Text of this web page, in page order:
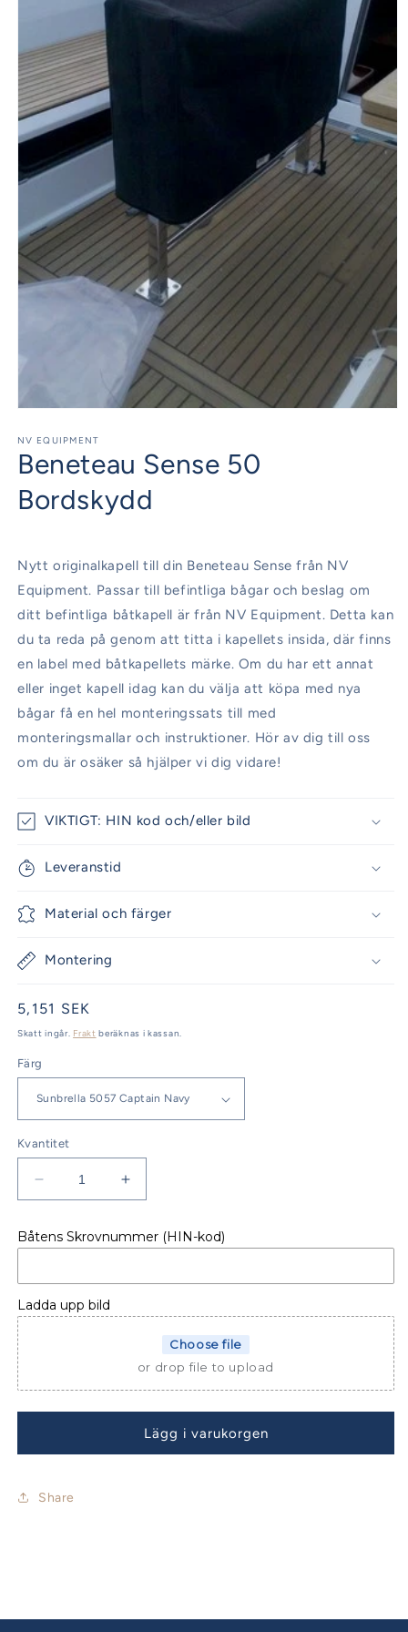
1
i
modalfönster
NV EQUIPMENT
Beneteau Sense 50
Bordskydd
Nytt originalkapell till din Beneteau Sense från NV
Equipment. Passar till befintliga bågar och beslag om
ditt befintliga båtkapell är från NV Equipment. Detta kan
du ta reda på genom att titta i kapellets insida, där finns
en label med båtkapellets märke. Om du har ett annat
eller inget kapell idag kan du välja att köpa med nya
bågar få en hel monteringssats till med
monteringsmallar och instruktioner. Hör av dig till oss
om du är osäker så hjälper vi dig vidare!
VIKTIGT: HIN kod och/eller bild
Leveranstid
Material och färger
Montering
Ordinarie
pris
5,151 SEK
Skatt ingår. Frakt beräknas i kassan.
Färg
Kvantitet
Minska
kvantitet
Beneteau
50
Bordskydd
Öka
kvantitet
Beneteau
50
Båtens Skrovnummer (HIN-kod)
Ladda upp bild
Choose file
or drop file to upload
Lägg i varukorgen
Share